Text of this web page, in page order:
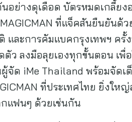
ย่างดุเดือด บัตรหมดเกลี้ยง
ที่แจ็คสันยืนยันด้ว
ละการคัมแบคกรุงเทพฯ ครั้
ตัว ลงมือลุยเองทุกขั้นตอน เ
ด iMe Thailand พร้อมจัดเ
ที่ประเทศไทย ยิ่งให
แฟนๆ ด้วยเช่นกัน